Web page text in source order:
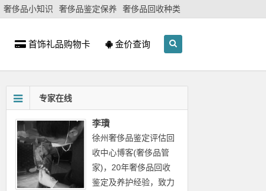
奢侈品小知识 奢侈品鉴定保养 奢侈品回收种类
首饰礼品购物卡 金价查询
专家在线
李璳
徐州奢侈品鉴定评估回
收中心博客(奢侈品管
家)，20年奢侈品回收
鉴定及养护经验，致力